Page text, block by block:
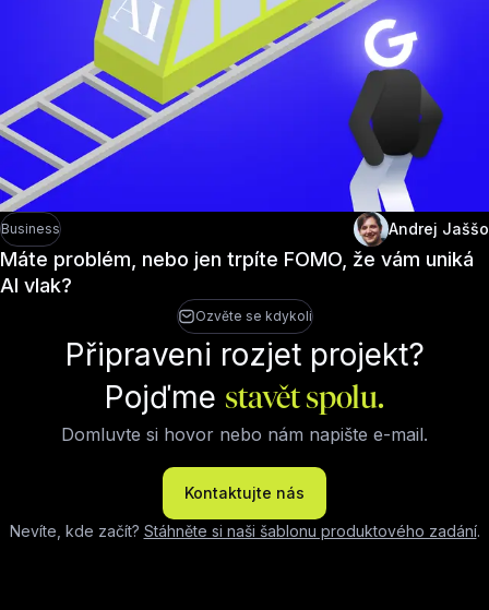
Business Andrej Jaššo
Máte problém, nebo jen trpíte FOMO, že vám uniká
AI vlak?
Ozvěte se kdykoli
Připraveni rozjet projekt?
Pojďmestavět spolu.
Domluvte si hovor nebo nám napište e-mail.
Kontaktujte nás
Nevíte, kde začít? Stáhněte si naši šablonu produktového zadání.